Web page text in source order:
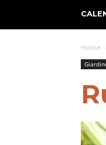
Home